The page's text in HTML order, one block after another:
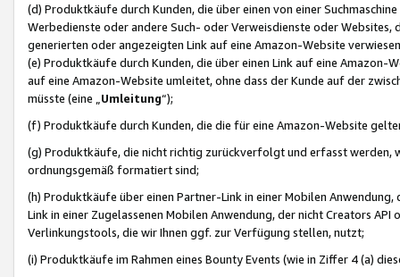
(d) Produktkäufe durch Kunden, die über einen von einer
Werbedienste oder andere Such- oder Verweisdienste oder Websites,
generierten oder angezeigten Link auf eine Amazon-Website
(e) Produktkäufe durch Kunden, die über einen Link auf eine
auf eine Amazon-Website umleitet, ohne dass der Kunde auf der
müsste (eine „ Umleitung“);
(f) Produktkäufe durch Kunden, die die für eine Amazon-Website
(g) Produktkäufe, die nicht richtig zurückverfolgt und erfasst werden,
ordnungsgemäß formatiert sind;
(h) Produktkäufe über einen Partner-Link in einer Mobilen
Link in einer Zugelassenen Mobilen Anwendung, der nicht Creators
Verlinkungstools, die wir Ihnen ggf. zur Verfügung stellen, nutzt;
(i) Produktkäufe im Rahmen eines Bounty Events (wie in Ziffer 4 (a)